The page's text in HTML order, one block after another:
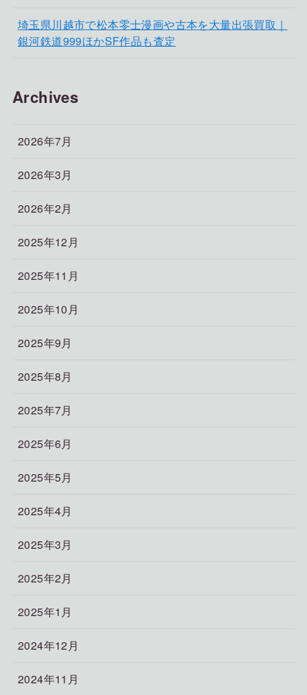
埼玉県川越市で松本零士漫画や古本を大量出張買取｜
銀河鉄道999ほかSF作品も査定
Archives
2026年7月
2026年3月
2026年2月
2025年12月
2025年11月
2025年10月
2025年9月
2025年8月
2025年7月
2025年6月
2025年5月
2025年4月
2025年3月
2025年2月
2025年1月
2024年12月
2024年11月